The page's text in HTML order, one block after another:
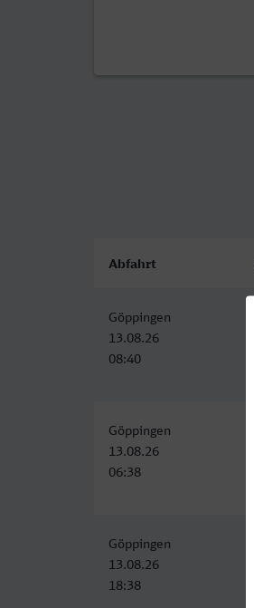
Abfahrt
Göppingen
13.08.26
08:40
Göppingen
13.08.26
06:38
Göppingen
13.08.26
18:38